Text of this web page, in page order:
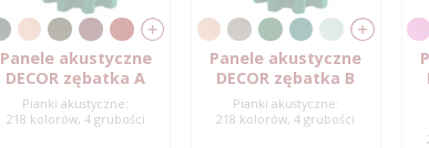
Panele akustyczne
DECOR zębatka A
Pianki akustyczne:
218 kolorów, 4 grubości
Panele akustyczne
DECOR zębatka B
Pianki akustyczne:
218 kolorów, 4 grubości